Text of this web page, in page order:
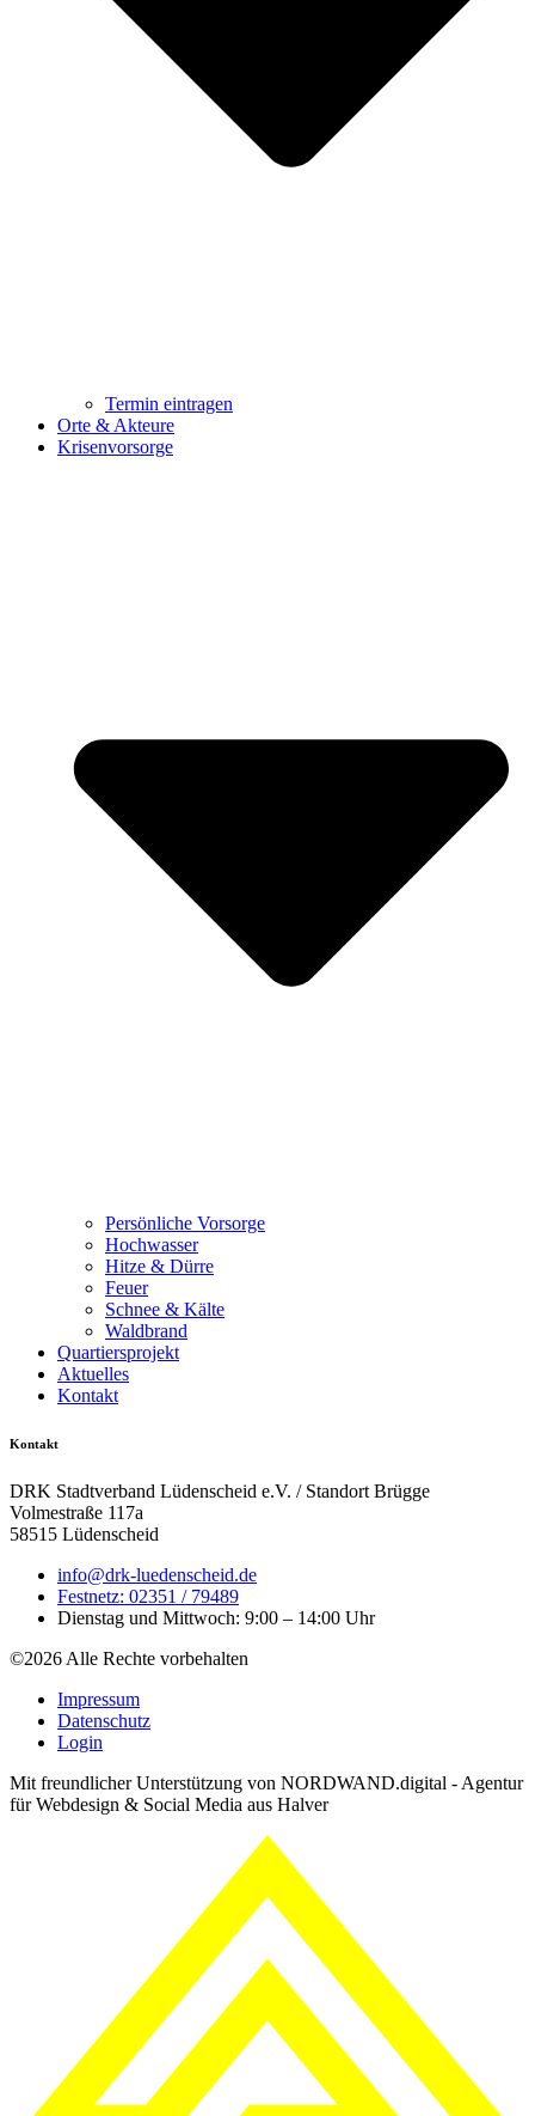
Termin eintragen
Orte & Akteure
Krisenvorsorge
Persönliche Vorsorge
Hochwasser
Hitze & Dürre
Feuer
Schnee & Kälte
Waldbrand
Quartiersprojekt
Aktuelles
Kontakt
Kontakt
DRK Stadtverband Lüdenscheid e.V. / Standort Brügge
Volmestraße 117a
58515 Lüdenscheid
info@drk-luedenscheid.de
Festnetz: 02351 / 79489
Dienstag und Mittwoch: 9:00 – 14:00 Uhr
©2026 Alle Rechte vorbehalten
Impressum
Datenschutz
Login
Mit freundlicher Unterstützung von NORDWAND.digital - Agentur
für Webdesign & Social Media aus Halver